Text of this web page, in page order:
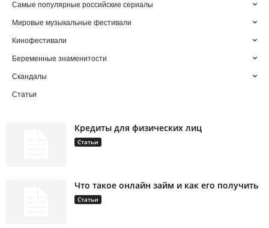
Самые популярные российские сериалы
Мировые музыкальные фестивали
Кинофестивали
Беременные знаменитости
Скандалы
Статьи
Кредиты для физических лиц
Статьи
Что такое онлайн займ и как его получить
Статьи